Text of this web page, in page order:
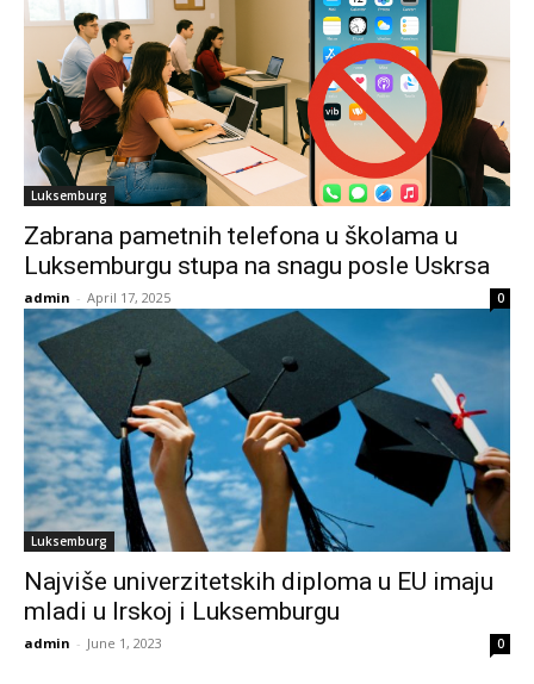
Luksemburg
Zabrana pametnih telefona u školama u
Luksemburgu stupa na snagu posle Uskrsa
admin - April 17, 2025 0
Luksemburg
Najviše univerzitetskih diploma u EU imaju
mladi u Irskoj i Luksemburgu
admin - June 1, 2023 0